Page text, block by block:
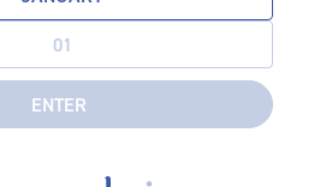
ENTER
ENTER
飲酒運転は法律で禁止されています。
児・乳児の発育に悪影響を与えるおそ
くほどほどに。